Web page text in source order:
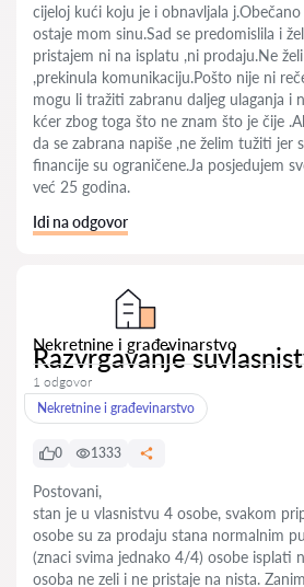
cijeloj kući koju je i obnavljala
ostaje mom sinu.Sad se predomislila i
pristajem ni na isplatu ,ni prodaju.Ne
,prekinula komunikaciju.Pošto nije ni
mogu li tražiti zabranu daljeg ulaganja i
kćer zbog toga što ne znam što je čije
da se zabrana napiše ,ne želim tužiti jer
financije su ograničene.Ja posjedujem
već 25 godina.
Idi na odgovor
Nekretnine i građevinarstvo
Razvrgavanje
1 odgovor
Nekretnine i građevinarstvo
0 1333
Postovani,
stan je u vlasnistvu 4 osobe, svakom
osobe su za prodaju stana normalnim
(znaci svima jednako 4/4) osobe isplati
osoba ne zeli i ne pristaje na nista.